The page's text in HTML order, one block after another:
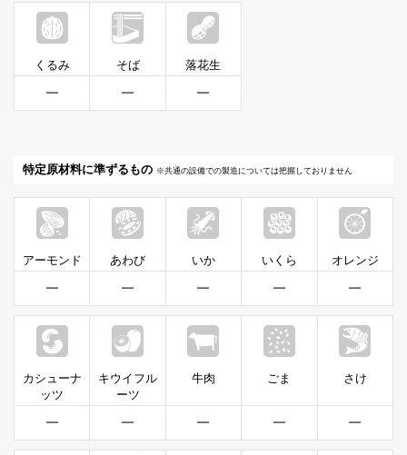
くるみ
━
そば
━
落花生
━
特定原材料に準ずるもの ※共通の設備での製造については把握しておりません
アーモンド
━
あわび
━
いか
━
いくら
━
オレンジ
━
カシューナ
ッツ
━
キウイフル
ーツ
━
牛肉
━
ごま
━
さけ
━